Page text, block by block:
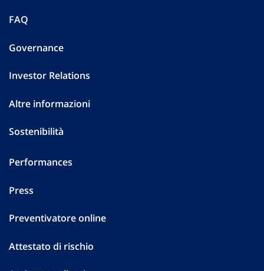
FAQ
Governance
Investor Relations
Altre informazioni
Sostenibilità
Performances
Press
Preventivatore online
Attestato di rischio